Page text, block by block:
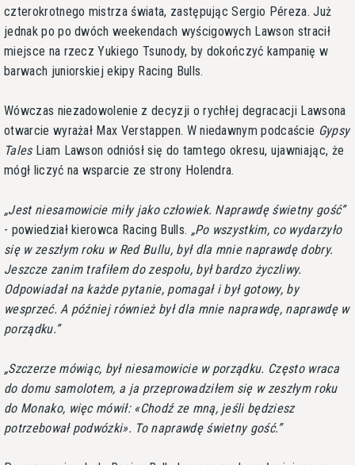
czterokrotnego mistrza świata, zastępując Sergio Péreza. Już
jednak po po dwóch weekendach wyścigowych Lawson stracił
miejsce na rzecz Yukiego Tsunody, by dokończyć kampanię w
barwach juniorskiej ekipy Racing Bulls.
Wówczas niezadowolenie z decyzji o rychłej degracacji Lawsona
otwarcie wyrażał Max Verstappen. W niedawnym podcaście Gypsy
TalesLiam Lawson odniósł się do tamtego okresu, ujawniając, że
mógł liczyć na wsparcie ze strony Holendra.
Jest niesamowicie miły jako człowiek. Naprawdę świetny gość
- powiedział kierowca Racing Bulls. Po wszystkim, co wydarzyło
się w zeszłym roku w Red Bullu, był dla mnie naprawdę dobry.
Jeszcze zanim trafiłem do zespołu, był bardzo życzliwy.
Odpowiadał na każde pytanie, pomagał i był gotowy, by
wesprzeć. A później również był dla mnie naprawdę, naprawdę w
porządku.
Szczerze mówiąc, był niesamowicie w porządku. Często wraca
do domu samolotem, a ja przeprowadziłem się w zeszłym roku
do Monako, więc mówił: «Chodź ze mną, jeśli będziesz
potrzebował podwózki». To naprawdę świetny gość.